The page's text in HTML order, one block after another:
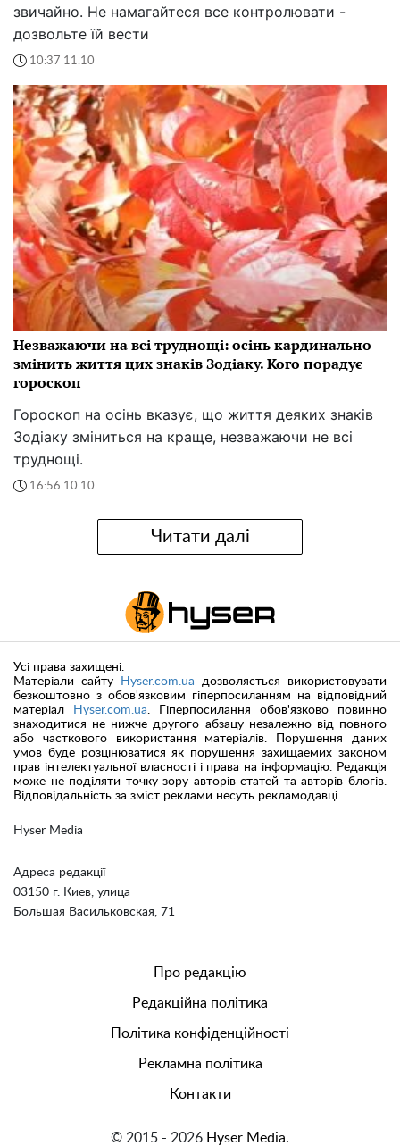
звичайно. Не намагайтеся все контролювати -
дозвольте їй вести
10:37 11.10
Незважаючи на всі труднощі: осінь кардинально
змінить життя цих знаків Зодіаку. Кого порадує
гороскоп
Гороскоп на осінь вказує, що життя деяких знаків
Зодіаку зміниться на краще, незважаючи не всі
труднощі.
16:56 10.10
Читати далі
Hyser Media
Адреса редакції
03150 г. Киев, улица
Большая Васильковская, 71
Усі права захищені.
Матеріали сайту
Hyser.com.ua дозволяється використовувати
безкоштовно з обов'язковим гіперпосиланням на відповідний
матеріал
Hyser.com.ua. Гіперпосилання обов'язково повинно
знаходитися не нижче другого абзацу незалежно від повного
або часткового використання матеріалів. Порушення даних
умов буде розцінюватися як порушення захищаемих законом
прав інтелектуальної власності і права на інформацію. Редакція
може не поділяти точку зору авторів статей та авторів блогів.
Відповідальність за зміст реклами несуть рекламодавці.
Про редакцію
Редакційна політика
Політика конфіденційності
Рекламна політика
Контакти
© 2015 - 2026 Hyser Media.